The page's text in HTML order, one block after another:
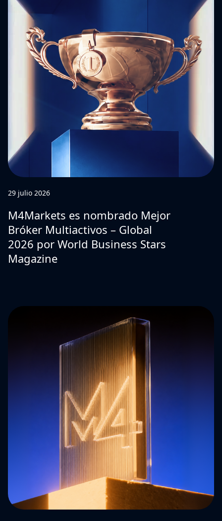
29 julio 2026
M4Markets es nombrado Mejor
Bróker Multiactivos – Global
2026 por World Business Stars
Magazine